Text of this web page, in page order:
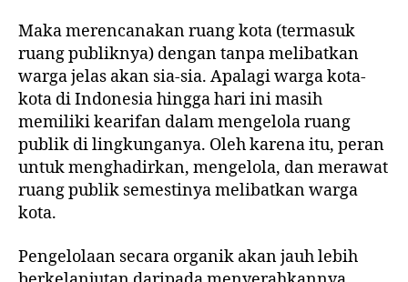
Maka merencanakan ruang kota (termasuk
ruang publiknya) dengan tanpa melibatkan
warga jelas akan sia-sia. Apalagi warga kota-
kota di Indonesia hingga hari ini masih
memiliki kearifan dalam mengelola ruang
publik di lingkunganya. Oleh karena itu, peran
untuk menghadirkan, mengelola, dan merawat
ruang publik semestinya melibatkan warga
kota.
Pengelolaan secara organik akan jauh lebih